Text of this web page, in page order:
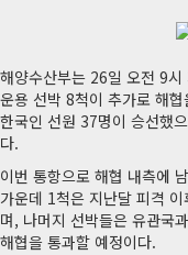
해양수산부는 26일 오전 9
운용 선박 8척이 추가로 해
한국인 선원 37명이 승선했
다.
이번 통항으로 해협 내측에
가운데 1척은 지난달 피격
며, 나머지 선박들은 유관국
해협을 통과할 예정이다.